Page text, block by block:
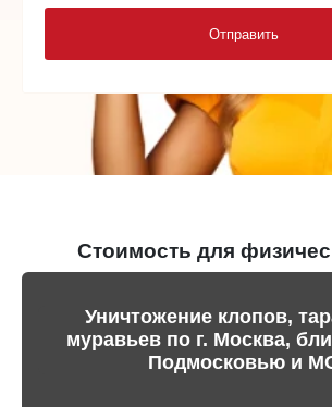
Отправить
Стоимость для
Уничтожение клопов,
муравьев по г. Москва,
Подмосковью и